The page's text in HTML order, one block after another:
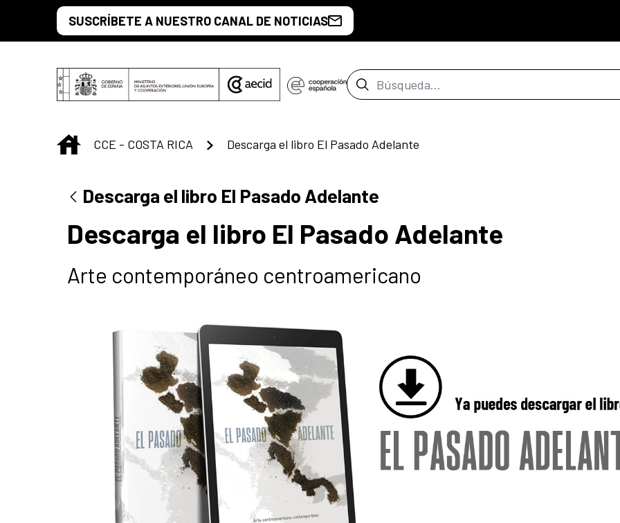
Saltar al contenido principal
SUSCRÍBETE A NUESTRO CANAL DE NOTICIAS
Barra de búsqueda
INICIO
CCE - COSTA RICA Descarga el libro El Pasado Adelante
Descarga el libro El Pasado Adelante
Descarga el libro El Pasado Adelante
Arte contemporáneo centroamericano